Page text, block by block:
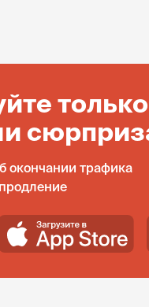
только
окончании трафика